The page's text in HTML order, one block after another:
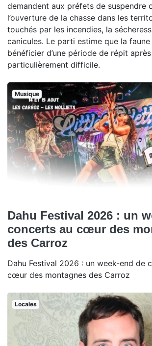
demandent aux préfets de suspendre
l’ouverture de la chasse dans les
touchés par les incendies, la
canicules. Le parti estime que la
bénéficier d’une période de répit
particulièrement difficile.
Musique
Dahu Festival 2026 : un
concerts au cœur des
des Carroz
Dahu Festival 2026 : un week-end de
cœur des montagnes des Carroz
Locales